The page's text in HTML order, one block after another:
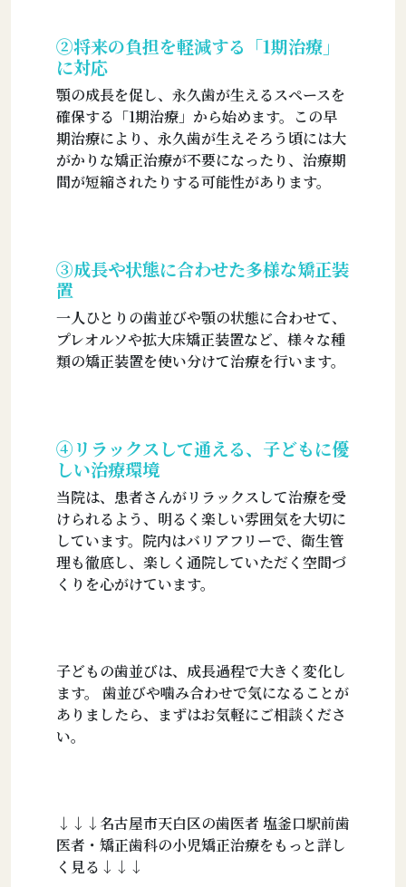
➁将来の負担を軽減する「1期治療」
に対応
顎の成長を促し、永久歯が生えるスペースを
確保する「1期治療」から始めます。この早
期治療により、永久歯が生えそろう頃には大
がかりな矯正治療が不要になったり、治療期
間が短縮されたりする可能性があります。
➂成長や状態に合わせた多様な矯正装
置
一人ひとりの歯並びや顎の状態に合わせて、
プレオルソや拡大床矯正装置など、様々な種
類の矯正装置を使い分けて治療を行います。
➃リラックスして通える、子どもに優
しい治療環境
当院は、患者さんがリラックスして治療を受
けられるよう、明るく楽しい雰囲気を大切に
しています。院内はバリアフリーで、衛生管
理も徹底し、楽しく通院していただく空間づ
くりを心がけています。
子どもの歯並びは、成長過程で大きく変化し
ます。 歯並びや噛み合わせで気になることが
ありましたら、まずはお気軽にご相談くださ
い。
↓↓↓名古屋市天白区の歯医者 塩釜口駅前歯
医者・矯正歯科の小児矯正治療をもっと詳し
く見る↓↓↓